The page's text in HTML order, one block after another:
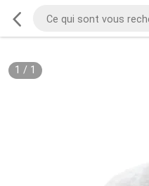
1 / 1